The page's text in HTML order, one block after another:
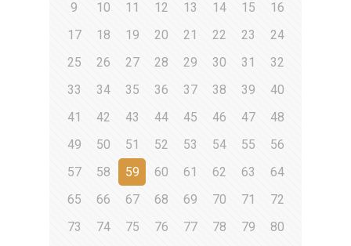
9
10 11 12 13 14 15
16
17
18 19 20 21 22 23
24
25
26 27 28 29 30 31
32
33
34 35 36 37 38 39
40
41
42 43 44 45 46 47
48
49
50 51 52 53 54 55
56
57
58 59 60 61 62 63
64
65
66 67 68 69 70 71
72
73
74 75 76 77 78 79
80